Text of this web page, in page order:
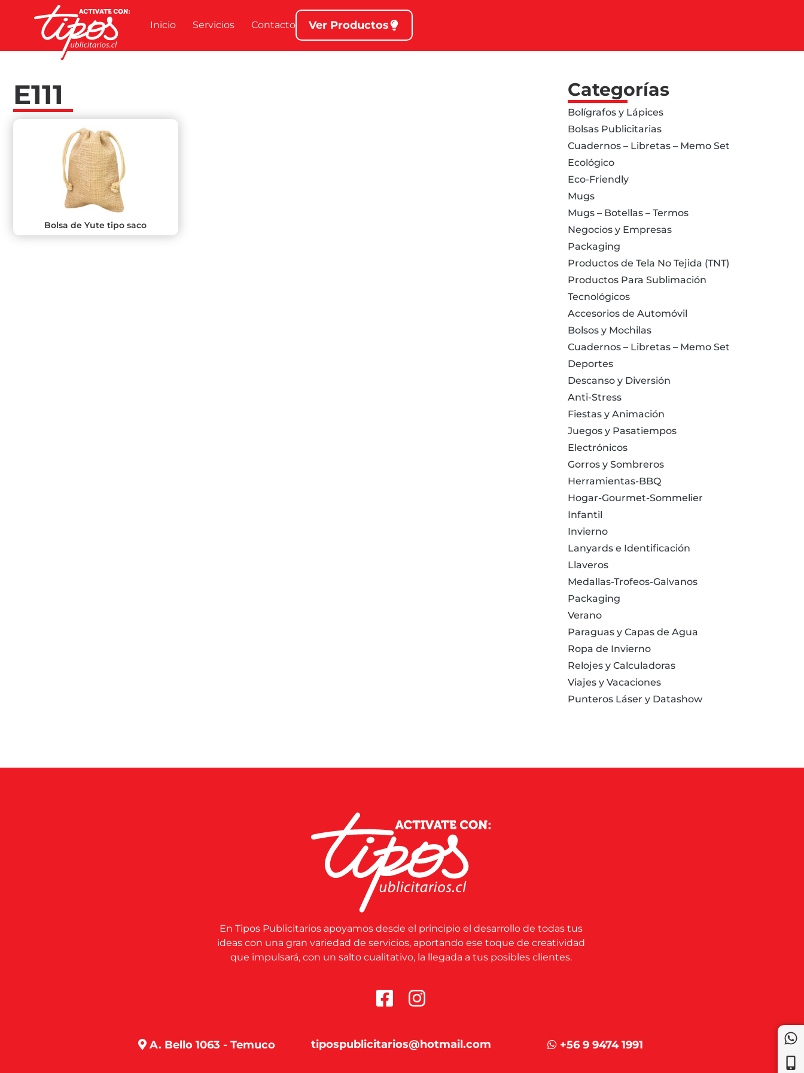
Inicio Servicios Contacto Ver Productos
E111
Bolsa de Yute tipo saco
Categorías
Bolígrafos y Lápices
Bolsas Publicitarias
Cuadernos – Libretas – Memo Set
Ecológico
Eco-Friendly
Mugs
Mugs – Botellas – Termos
Negocios y Empresas
Packaging
Productos de Tela No Tejida (TNT)
Productos Para Sublimación
Tecnológicos
Accesorios de Automóvil
Bolsos y Mochilas
Cuadernos – Libretas – Memo Set
Deportes
Descanso y Diversión
Anti-Stress
Fiestas y Animación
Juegos y Pasatiempos
Electrónicos
Gorros y Sombreros
Herramientas-BBQ
Hogar-Gourmet-Sommelier
Infantil
Invierno
Lanyards e Identificación
Llaveros
Medallas-Trofeos-Galvanos
Packaging
Verano
Paraguas y Capas de Agua
Ropa de Invierno
Relojes y Calculadoras
Viajes y Vacaciones
Punteros Láser y Datashow
En Tipos Publicitarios apoyamos desde el principio el desarrollo de todas tus
ideas con una gran variedad de servicios, aportando ese toque de creatividad
que impulsará, con un salto cualitativo, la llegada a tus posibles clientes.
A. Bello 1063 - Temuco tipospublicitarios@hotmail.com +56 9 9474 1991